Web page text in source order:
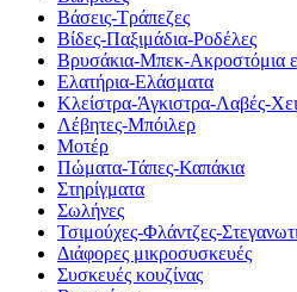
Βάσεις-Τράπεζες
Βίδες-Παξιμάδια-Ροδέλες
Βρυσάκια-Μπεκ-Ακροστόμια
Ελατήρια-Ελάσματα
Κλείστρα-Άγκιστρα-Λαβές-
Λέβητες-Μπόιλερ
Μοτέρ
Πώματα-Τάπες-Καπάκια
Στηρίγματα
Σωλήνες
Τσιμούχες-Φλάντζες-
Διάφορες μικροσυσκευές
Συσκευές κουζίνας